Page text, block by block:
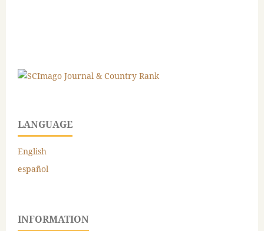
LANGUAGE
English
español
INFORMATION